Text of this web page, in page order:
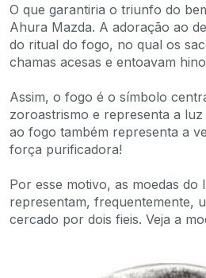
O que garantiria o triunfo do
Ahura Mazda. A adoração ao
do ritual do fogo, no qual os
chamas acesas e entoavam
Assim, o fogo é o símbolo
zoroastrismo e representa a
ao fogo também representa a
força purificadora!
Por esse motivo, as moedas do
representam, frequentemente,
cercado por dois fieis. Veja a